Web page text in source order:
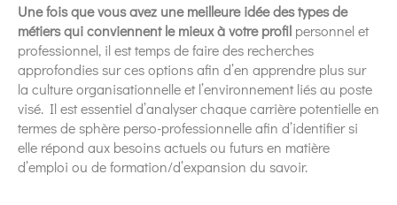
Une fois que vous avez une meilleure idée des types de
métiers qui conviennent le mieux à votre profil personnel et
professionnel, il est temps de faire des recherches
approfondies sur ces options afin d’en apprendre plus sur
la culture organisationnelle et l’environnement liés au poste
visé. Il est essentiel d’analyser chaque carrière potentielle en
termes de sphère perso-professionnelle afin d’identifier si
elle répond aux besoins actuels ou futurs en matière
d’emploi ou de formation/d’expansion du savoir.